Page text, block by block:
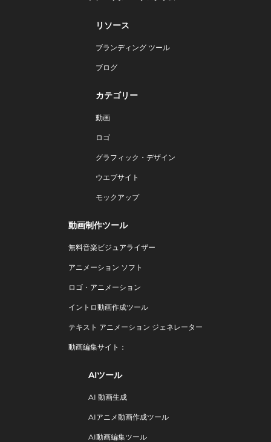
リソース
ブランディング ツール
ブログ
カテゴリー
動画
ロゴ
グラフィック・デザイン
ウエブサイト
モックアップ
動画制作ツール
無料音楽ビジュアライザー
アニメーション ソフト
ロゴ・アニメーション
イントロ動画作成ツール
テキスト アニメーション ジェネレーター
動画編集サイト：
AIツール
AI 動画生成
AIアニメ動画作成ツール
AI動画編集ツール